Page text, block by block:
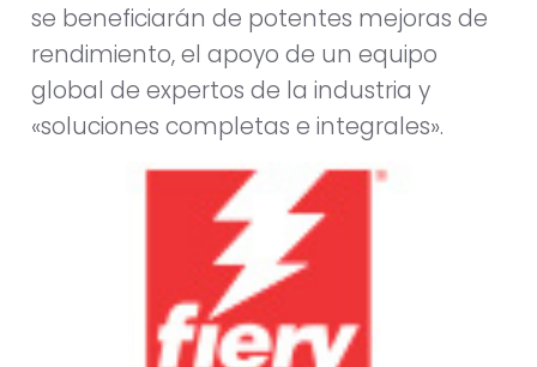
se beneficiarán de potentes mejoras de
rendimiento, el apoyo de un equipo
global de expertos de la industria y
«soluciones completas e integrales».